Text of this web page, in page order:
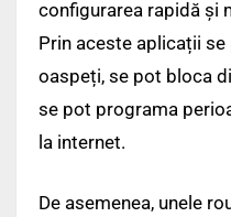
configurarea rapidă și
Prin aceste aplicații
oaspeți, se pot bloca
se pot programa
la internet.
De asemenea, unele